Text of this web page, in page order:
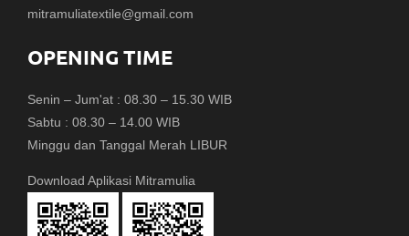
mitramuliatextile@gmail.com
OPENING TIME
Senin – Jum'at : 08.30 – 15.30 WIB
Sabtu : 08.30 – 14.00 WIB
Minggu dan Tanggal Merah LIBUR
Download Aplikasi Mitramulia